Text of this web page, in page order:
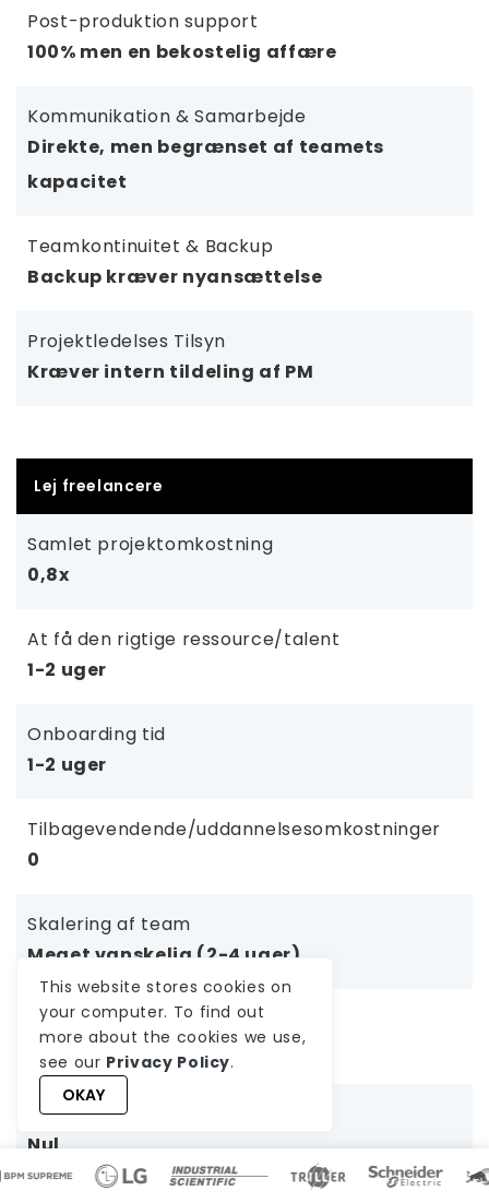
Post-produktion support
100% men en bekostelig affære
Kommunikation & Samarbejde
Direkte, men begrænset af teamets
kapacitet
Teamkontinuitet & Backup
Backup kræver nyansættelse
Projektledelses Tilsyn
Kræver intern tildeling af PM
Lej freelancere
Samlet projektomkostning
0,8x
At få den rigtige ressource/talent
1-2 uger
Onboarding tid
1-2 uger
Tilbagevendende/uddannelsesomkostninger
0
Skalering af team
Meget vanskelig (2-4 uger)
Risiko for projektfejl
Høj
Driftsomkostninger
Nul
This website stores cookies on
your computer. To find out
more about the cookies we use,
see our Privacy Policy.
OKAY